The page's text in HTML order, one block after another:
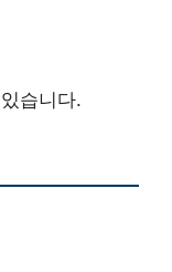
습니다.